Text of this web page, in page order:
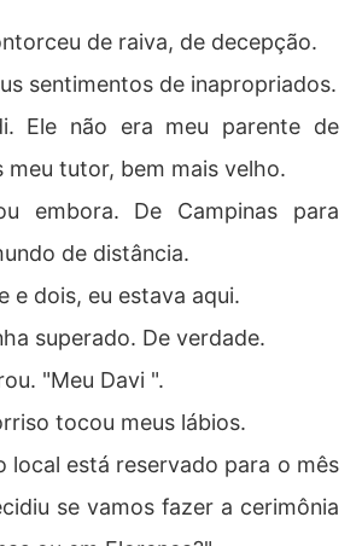
de raiva, de decepção.
sentimentos de inapropriados.
Ele não era meu parente de
meu tutor, bem mais velho.
embora. De Campinas para
de distância.
e dois, eu estava aqui.
superado. De verdade.
"Meu Davi ".
tocou meus lábios.
local está reservado para o mês
se vamos fazer a cerimônia